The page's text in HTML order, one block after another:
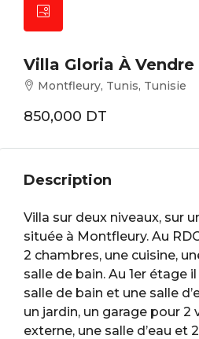
Villa Gloria À
Montfleury, Tunis, Tunisie
850,000 DT
Description
Villa sur deux niveaux, sur
située à Montfleury. Au
2 chambres, une cuisine,
salle de bain. Au 1er étage
salle de bain et une salle
un jardin, un garage pour 2
externe, une salle d’eau et